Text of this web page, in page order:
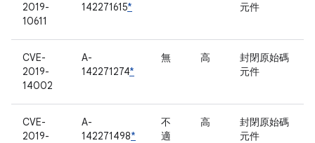
2019-
10611
142271615*
元件
CVE-
2019-
14002
A-
142271274*
無 高
封閉原始碼
元件
CVE-
2019-
A-
142271498*
不
適
高
封閉原始碼
元件